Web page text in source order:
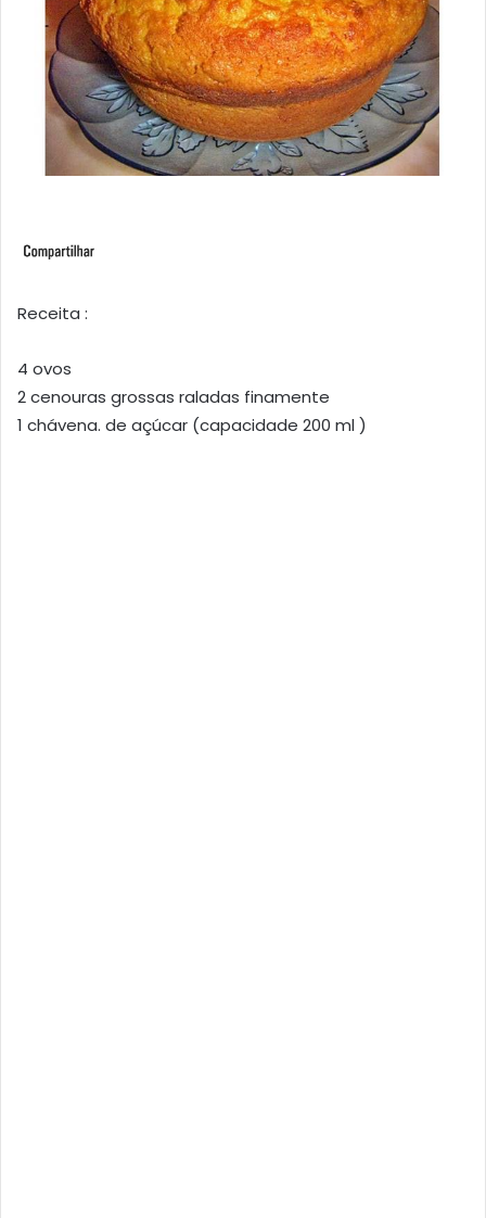
Receita :
4 ovos
2 cenouras grossas raladas finamente
1 chávena. de açúcar (capacidade 200 ml )